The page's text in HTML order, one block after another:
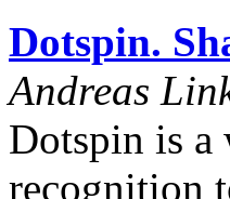
Dotspin.
Andreas
Dotspin is a
recognition